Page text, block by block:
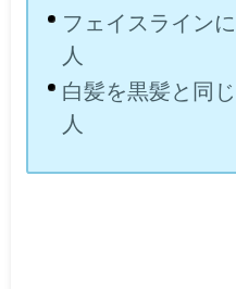
フェイスライン
人
白髪を黒髪と同
人